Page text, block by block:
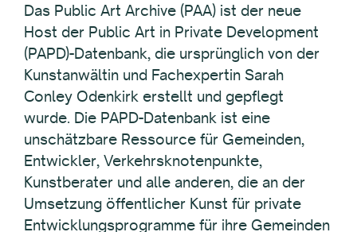
Das Public Art Archive (PAA) ist der neue
Host der Public Art in Private Development
(PAPD)-Datenbank, die ursprünglich von der
Kunstanwältin und Fachexpertin Sarah
Conley Odenkirk erstellt und gepflegt
wurde. Die PAPD-Datenbank ist eine
unschätzbare Ressource für Gemeinden,
Entwickler, Verkehrsknotenpunkte,
Kunstberater und alle anderen, die an der
Umsetzung öffentlicher Kunst für private
Entwicklungsprogramme für ihre Gemeinden